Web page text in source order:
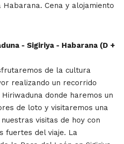
Habarana. Cena y alojamiento
- Sigiriya - Habarana (D +
de la cultura
realizando un recorrido
donde haremos un
de loto y visitaremos una
visitas de hoy con
fuertes del viaje. La